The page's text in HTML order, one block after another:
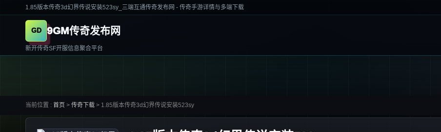
1.85版本传奇3d幻界传说安装523sy_三端互通传奇发布网 - 传奇手游详情与多端下载
9GM传奇发布网
新开传奇SF开服信息聚合平台
当前位置 : 首页 > 传奇下载 > 1.85版本传奇3d幻界传说安装523sy